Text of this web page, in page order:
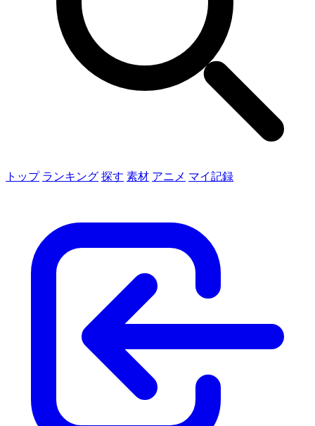
トップ ランキング 探す 素材 アニメ マイ記録